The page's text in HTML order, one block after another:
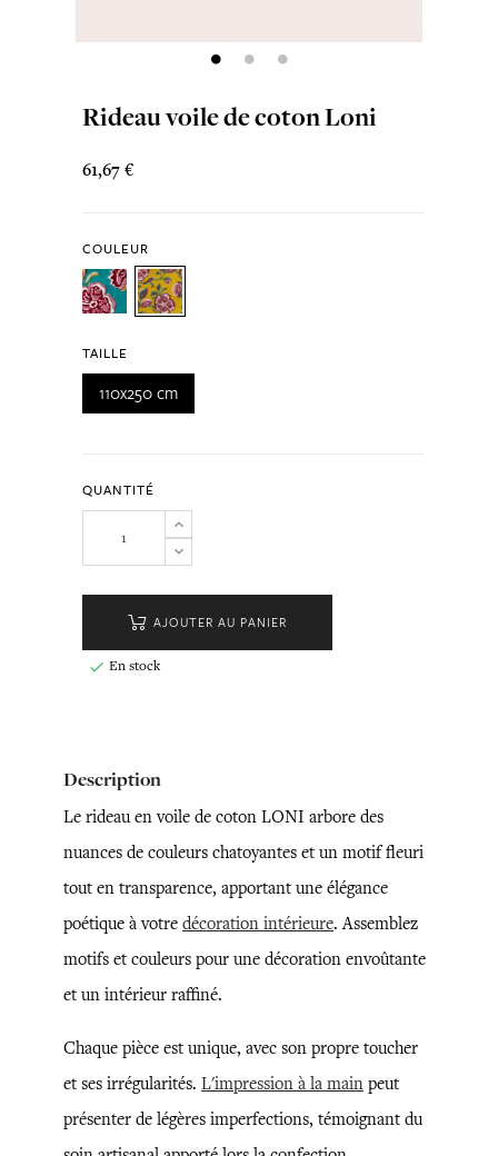
Rideau voile de coton Loni
61,67 €
COULEUR
TAILLE
110x250 cm
QUANTITÉ
AJOUTER AU PANIER
 En stock
Description
Le rideau en voile de coton LONI arbore des
nuances de couleurs chatoyantes et un motif fleuri
tout en transparence, apportant une élégance
poétique à votre décoration intérieure. Assemblez
motifs et couleurs pour une décoration envoûtante
et un intérieur raffiné.
Chaque pièce est unique, avec son propre toucher
et ses irrégularités. L'impression à la main peut
présenter de légères imperfections, témoignant du